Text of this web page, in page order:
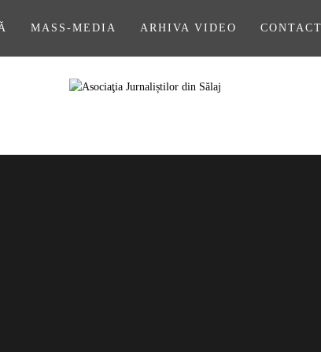
MASS-MEDIA ARHIVA VIDEO CONTACT